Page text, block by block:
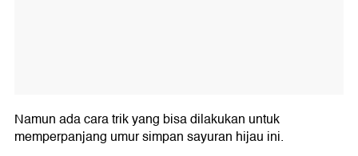
Namun ada cara trik yang bisa dilakukan untuk
memperpanjang umur simpan sayuran hijau ini.